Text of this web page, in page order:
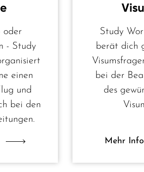
oder
- Study
einen
und
bei den
Study
berät dich
bei der
des
Mehr Info